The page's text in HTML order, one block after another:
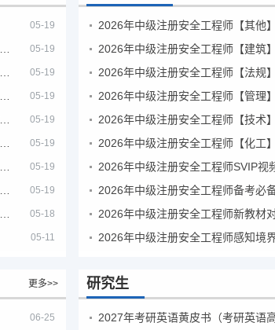
05-19
05-19
05-19
05-19
05-19
05-19
05-19
05-19
05-18
05-11
更多>>
06-25
研究生